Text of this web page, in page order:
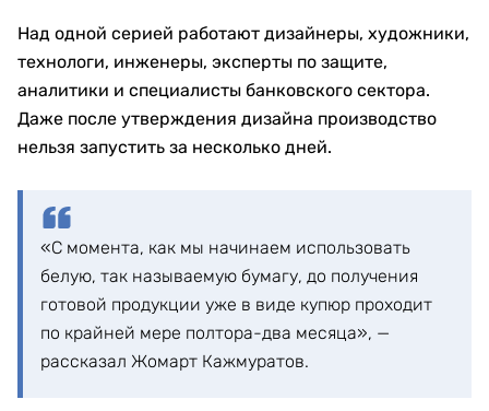
Над одной серией работают дизайнеры, художники,
технологи, инженеры, эксперты по защите,
аналитики и специалисты банковского сектора.
Даже после утверждения дизайна производство
нельзя запустить за несколько дней.
«С момента, как мы начинаем использовать
белую, так называемую бумагу, до получения
готовой продукции уже в виде купюр проходит
по крайней мере полтора-два месяца», —
рассказал Жомарт Кажмуратов.